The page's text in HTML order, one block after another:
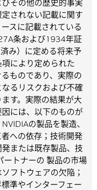
その他の歴史的事実
されない記載に関す
スに記載されている
条および1934年証
み）に定める将来予
により定められた
ものであり、実際の
るリスクおよび不確
す。実際の結果が大
には、以下のものが
の製品を製造、
への依存；技術開発
または既存製品、技
ートナーの 製品の市場
フトウェアの欠陥；
準やインターフェー